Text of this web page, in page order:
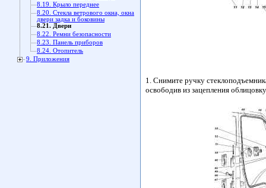
8.19. Крыло переднее
8.20. Стекла ветрового окна, окна
двери задка и боковины
8.21. Двери
8.22. Ремни безопасности
8.23. Панель приборов
8.24. Отопитель
9. Приложения
1. Снимите ручку
освободив из зацепления